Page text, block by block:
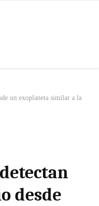
un exoplaneta similar a la
desde